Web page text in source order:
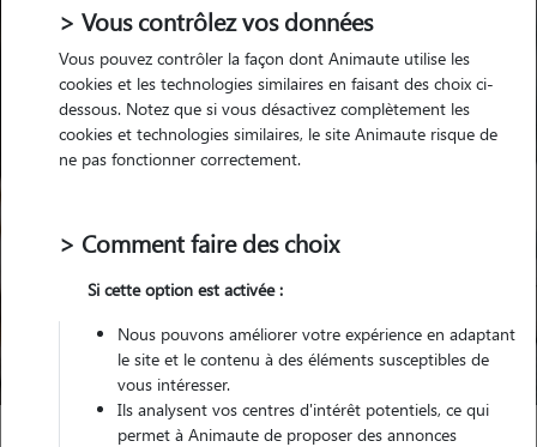
chez le Pet Sitter
chez le Pet Sitter
Promenades
Visites
Promenades
Visites
Ville
Pour quel animal ?
Trouver mon Pet Sitter
> Vous contrôlez vos données
Vous pouvez contrôler la façon dont Animaute utilise les
cookies et les technologies similaires en faisant des choix ci-
dessous. Notez que si vous désactivez complètement les
cookies et technologies similaires, le site Animaute risque de
ne pas fonctionner correctement.
> Comment faire des choix
Si cette option est activée :
Nous pouvons améliorer votre expérience en adaptant
le site et le contenu à des éléments susceptibles de
vous intéresser.
Ils analysent vos centres d'intérêt potentiels, ce qui
permet à Animaute de proposer des annonces